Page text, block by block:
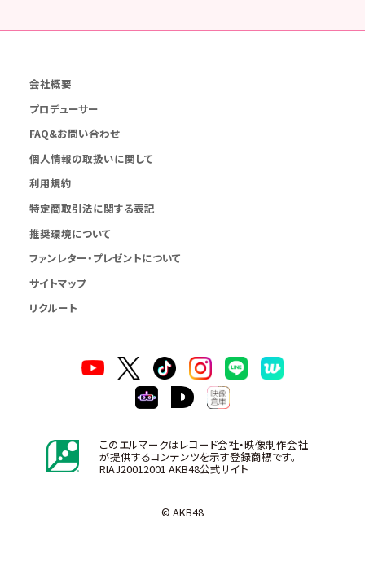
会社概要
プロデューサー
FAQ&お問い合わせ
個人情報の取扱いに関して
利用規約
特定商取引法に関する表記
推奨環境について
ファンレター・プレゼントについて
サイトマップ
リクルート
このエルマークはレコード会社・映像制作会社
が提供するコンテンツを示す登録商標です。
RIAJ20012001 AKB48公式サイト
© AKB48